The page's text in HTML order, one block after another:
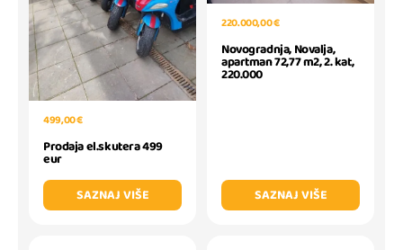
499,00 €
Prodaja el.skutera 499
eur
SAZNAJ VIŠE
220.000,00 €
Novogradnja, Novalja,
apartman 72,77 m2, 2. kat,
220.000
SAZNAJ VIŠE